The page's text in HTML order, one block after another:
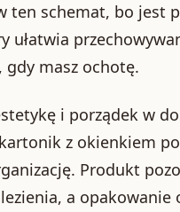
ten schemat, bo jest
ułatwia
gdy masz ochotę.
i porządek w
z okienkiem
Produkt
a opakowanie